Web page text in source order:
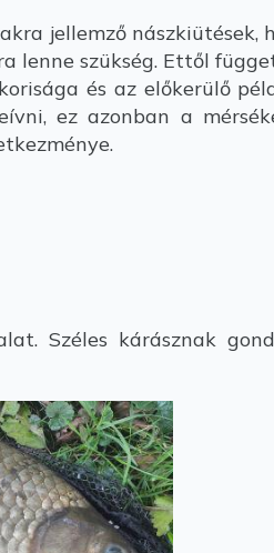
jellemző nászkiütések,
lenne szükség. Ettől
és az előkerülő
ez azonban a
Széles kárásznak